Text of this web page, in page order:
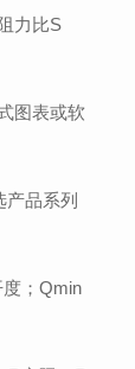
力比S
图表或软
品系列
；Qmin